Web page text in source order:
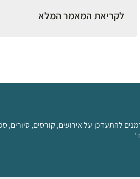
לקריאת המאמר המלא
להתעדכן על אירועים, קורסים,